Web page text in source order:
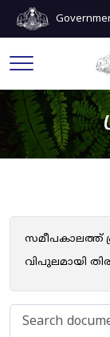
സമീപകാലത്ത്
വിപുലമായി